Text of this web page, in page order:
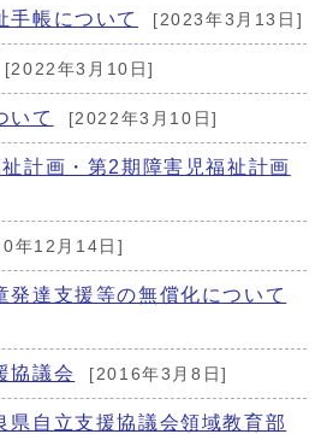
手帳について [2023年3月13日]
[2022年3月10日]
いて [2022年3月10日]
計画・第2期障害児福祉計画
年12月14日]
発達支援等の無償化について
協議会 [2016年3月8日]
県自立支援協議会領域教育部